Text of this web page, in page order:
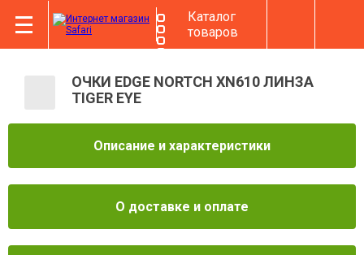
Каталог
товаров
ОЧКИ EDGE NORTCH XN610 ЛИНЗА
TIGER EYE
Описание и характеристики
О доставке и оплате